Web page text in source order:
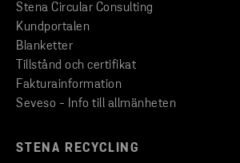
Stena Circular Consulting
Kundportalen
Blanketter
Tillstånd och certifikat
Fakturainformation
Seveso - Info till allmänheten
STENA RECYCLING